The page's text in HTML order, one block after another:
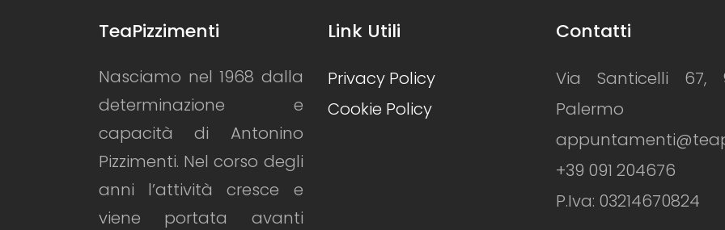
TeaPizzimenti
Nasciamo nel 1968 dalla
determinazione e
capacità di Antonino
Pizzimenti. Nel corso degli
anni l’attività cresce e
viene portata avanti
Link Utili
Privacy Policy
Cookie Policy
Contatti
Via Santicelli 67,
Palermo
+39 091 204676
P.Iva: 03214670824